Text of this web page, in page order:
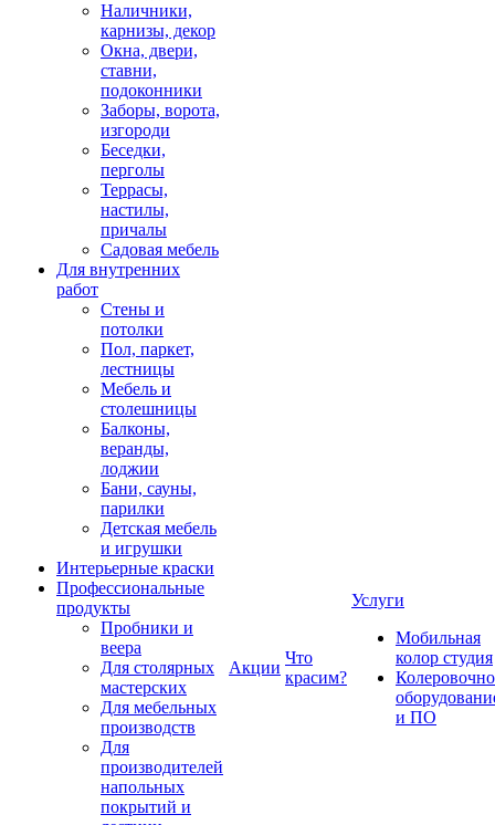
Наличники,
карнизы, декор
Окна, двери,
ставни,
подоконники
Заборы, ворота,
изгороди
Беседки,
перголы
Террасы,
настилы,
причалы
Садовая мебель
Для внутренних
работ
Стены и
потолки
Пол, паркет,
лестницы
Мебель и
столешницы
Балконы,
веранды,
лоджии
Бани, сауны,
парилки
Детская мебель
и игрушки
Интерьерные краски
Профессиональные
продукты
Пробники и
веера
Для столярных
мастерских
Для мебельных
производств
Для
производителей
напольных
покрытий и
Акции
Что
красим?
Услуги
Мобильная
колор студия
и ПО